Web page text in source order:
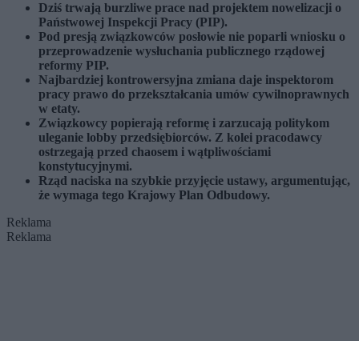
Dziś trwają burzliwe prace nad projektem nowelizacji o
Państwowej Inspekcji Pracy (PIP).
Pod presją związkowców posłowie nie poparli wniosku o
przeprowadzenie wysłuchania publicznego rządowej
reformy PIP.
Najbardziej kontrowersyjna zmiana daje inspektorom
pracy prawo do przekształcania umów cywilnoprawnych
w etaty.
Związkowcy popierają reformę i zarzucają politykom
uleganie lobby przedsiębiorców. Z kolei pracodawcy
ostrzegają przed chaosem i wątpliwościami
konstytucyjnymi.
Rząd naciska na szybkie przyjęcie ustawy, argumentując,
że wymaga tego Krajowy Plan Odbudowy.
Reklama
Reklama